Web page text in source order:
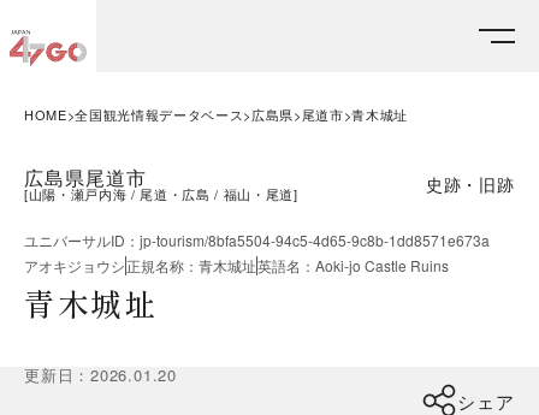
HOME 全国観光情報データベース 広島県 尾道市 青木城址
広島県尾道市
[山陽・瀬戸内海 尾道・広島 福山・尾道] 史跡・旧跡
ユニバーサルID ： jp-tourism/8bfa5504-94c5-4d65-9c8b-1dd8571e673a
アオキジョウシ正規名称 ： 青木城址英語名 ： Aoki-jo Castle Ruins
青木城址
更新日 ：2026.01.20
シェア